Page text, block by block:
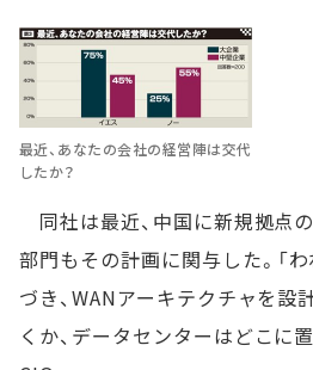
最近、あなたの会社の経営陣は交代
したか？
同社は最近、中国に新規拠点
部門もその計画に関与した。「
づき、WANアーキテクチャを設
くか、データセンターはどこに